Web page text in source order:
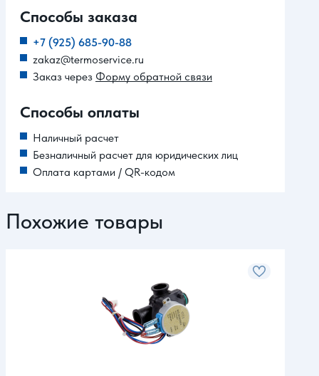
Способы заказа
+7 (925) 685-90-88
zakaz@termoservice.ru
Заказ через Форму обратной связи
Способы оплаты
Наличный расчет
Безналичный расчет для юридических лиц
Оплата картами / QR-кодом
Похожие товары